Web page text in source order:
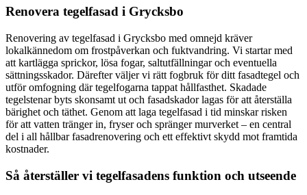
Renovera tegelfasad i Grycksbo
Renovering av tegelfasad i Grycksbo med omnejd kräver
lokalkännedom om frostpåverkan och fuktvandring. Vi startar med
att kartlägga sprickor, lösa fogar, saltutfällningar och eventuella
sättningsskador. Därefter väljer vi rätt fogbruk för ditt fasadtegel och
utför omfogning där tegelfogarna tappat hållfasthet. Skadade
tegelstenar byts skonsamt ut och fasadskador lagas för att återställa
bärighet och täthet. Genom att laga tegelfasad i tid minskar risken
för att vatten tränger in, fryser och spränger murverket – en central
del i all hållbar fasadrenovering och ett effektivt skydd mot framtida
kostnader.
Så återställer vi tegelfasadens funktion och utseende